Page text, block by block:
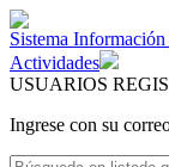
Sistema
Actividades
USUARIOS
Ingrese con su